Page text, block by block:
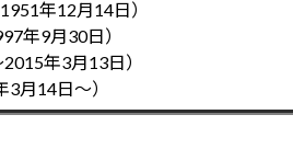
年12月14日）
年9月30日）
年3月13日）
月14日～）